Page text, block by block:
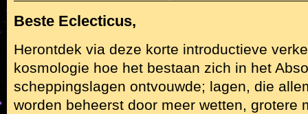
Beste Eclecticus,
Herontdek via deze korte introductieve
kosmologie hoe het bestaan zich in het
scheppingslagen ontvouwde; lagen, die
worden beheerst door meer wetten, grotere